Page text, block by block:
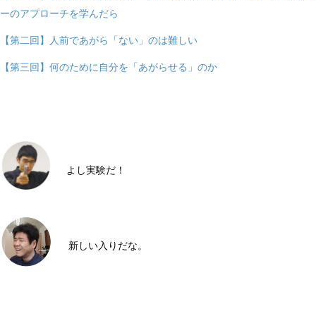
あ
が
ーのアプローチを学んだら
【第二回】人前であがら「ない」のは難しい
【第三回】何のために自分を「あがらせる」のか
よし実験だ！
新しい入りだな。